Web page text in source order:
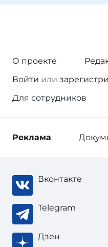
О проекте
Войти или
Для сотрудников
Реклама
Вконтакте
Telegram
Дзен